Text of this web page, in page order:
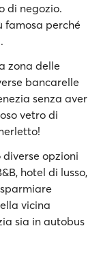
di negozio.
famosa perché
zona delle
bancarelle
senza aver
vetro di
diverse opzioni
hotel di lusso,
vicina
sia in autobus